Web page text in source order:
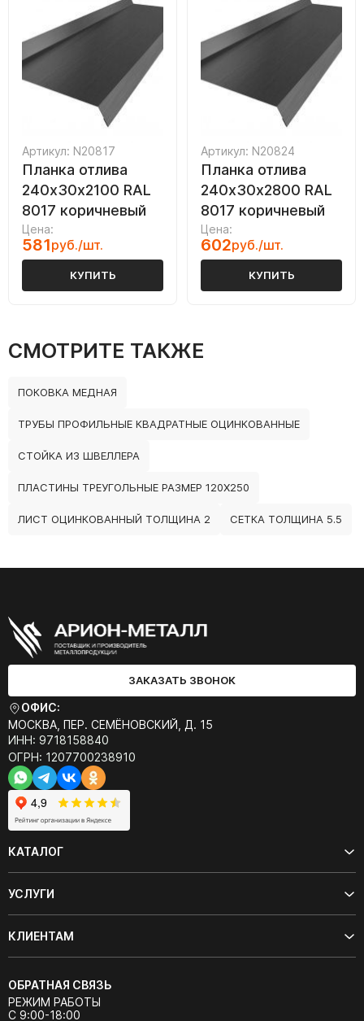
Артикул: N20817
Планка отлива
240х30х2100 RAL
8017 коричневый
Цена:
581руб./шт.
КУПИТЬ
Артикул: N20824
Планка отлива
240х30х2800 RAL
8017 коричневый
Цена:
602руб./шт.
КУПИТЬ
СМОТРИТЕ ТАКЖЕ
ПОКОВКА МЕДНАЯ
ТРУБЫ ПРОФИЛЬНЫЕ КВАДРАТНЫЕ ОЦИНКОВАННЫЕ
СТОЙКА ИЗ ШВЕЛЛЕРА
ПЛАСТИНЫ ТРЕУГОЛЬНЫЕ РАЗМЕР 120Х250
ЛИСТ ОЦИНКОВАННЫЙ ТОЛЩИНА 2 СЕТКА ТОЛЩИНА 5.5
ЗАКАЗАТЬ ЗВОНОК
ОФИС:
МОСКВА, ПЕР. СЕМЁНОВСКИЙ, Д. 15
ИНН: 9718158840
ОГРН: 1207700238910
КАТАЛОГ
УСЛУГИ
КЛИЕНТАМ
ОБРАТНАЯ СВЯЗЬ
РЕЖИМ РАБОТЫ
С 9:00-18:00